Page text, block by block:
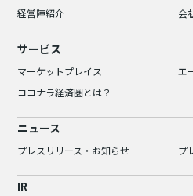
経営陣紹介
会
サービス
マーケットプレイス
エ
ココナラ経済圏とは？
ニュース
プレスリリース・お知らせ プ
IR